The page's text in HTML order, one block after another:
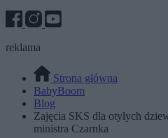
reklama
Strona główna
BabyBoom
Blog
Zajęcia SKS dla otyłych
ministra Czarnka